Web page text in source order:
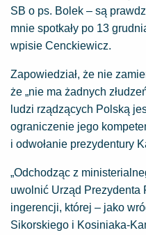
SB o ps. Bolek – są
mnie spotkały po 13
wpisie Cenckiewicz.
Zapowiedział, że nie
że „nie ma żadnych
ludzi rządzących Polską
ograniczenie jego
i odwołanie prezydentury
„Odchodząc z
uwolnić Urząd Prezydenta
ingerencji, której – jako
Sikorskiego i Kosiniaka-